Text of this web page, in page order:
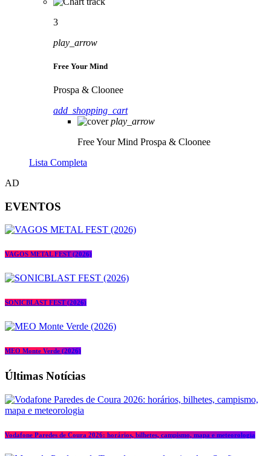
3
play_arrow
Free Your Mind
Prospa & Cloonee
add_shopping_cart
play_arrow
Free Your Mind Prospa & Cloonee
Lista Completa
AD
EVENTOS
VAGOS METAL FEST (2026)
SONICBLAST FEST (2026)
MEO Monte Verde (2026)
Últimas Notícias
Vodafone Paredes de Coura 2026: horários, bilhetes, campismo, mapa e meteorologia